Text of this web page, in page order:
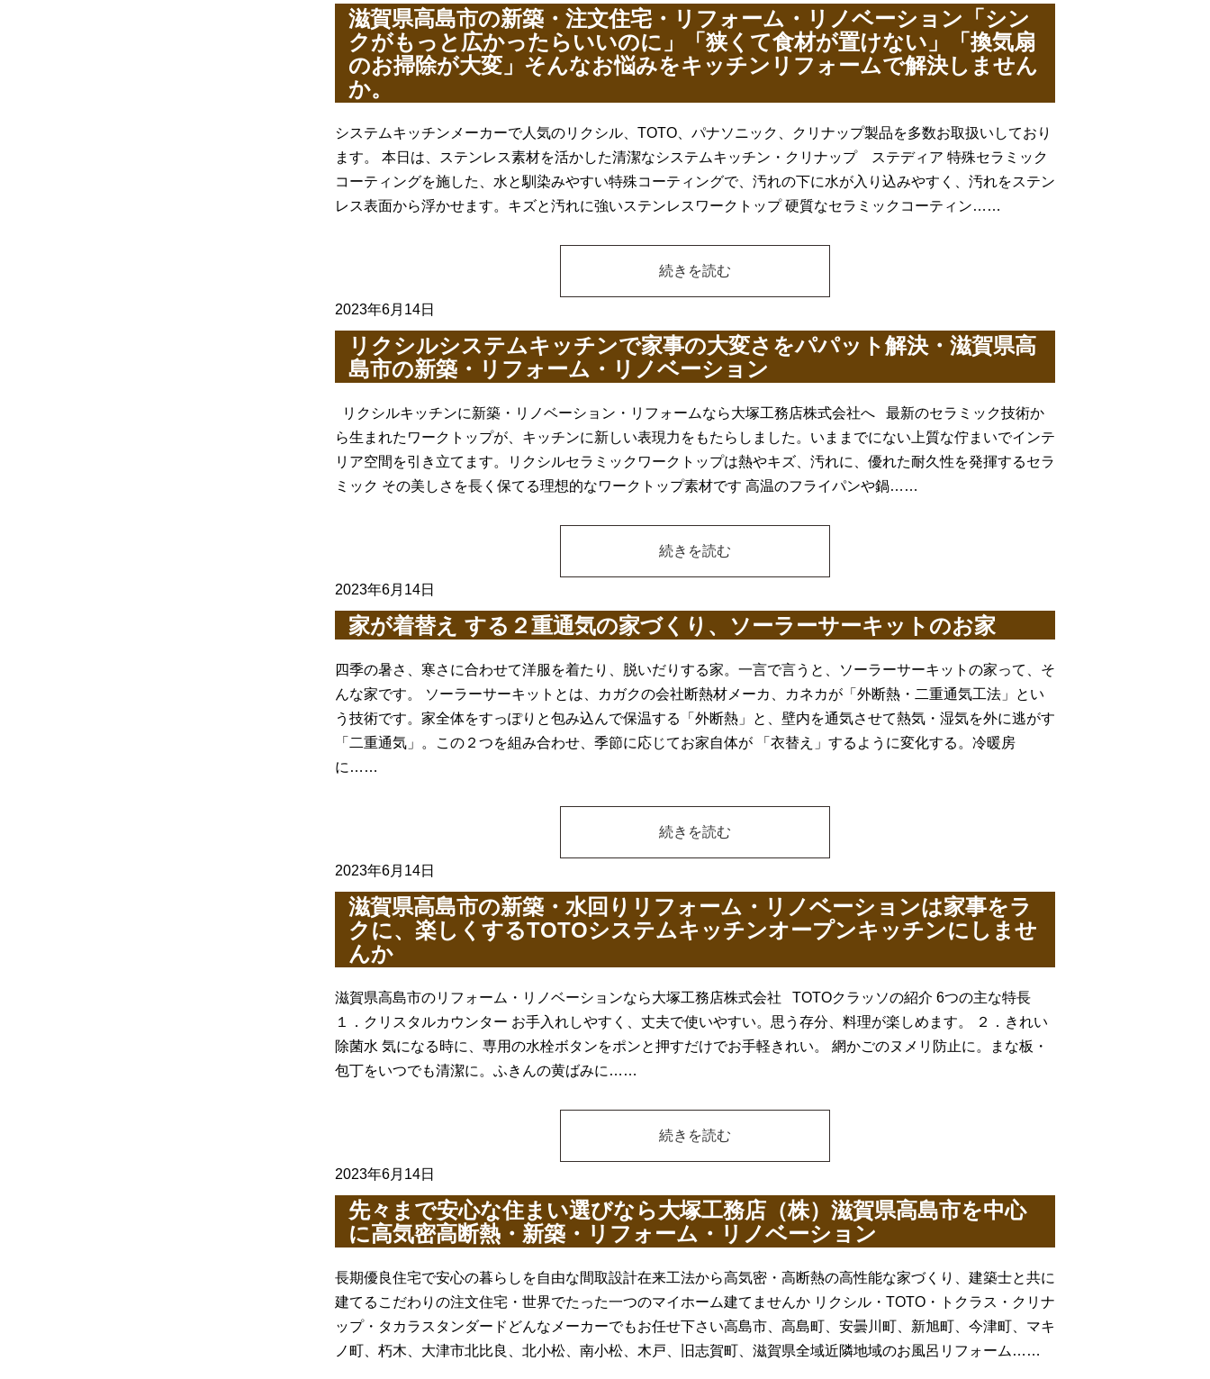
滋賀県高島市の新築・注文住宅・リフォーム・リノベーション「シン
クがもっと広かったらいいのに」「狭くて食材が置けない」「換気扇
のお掃除が大変」そんなお悩みをキッチンリフォームで解決しません
か。
システムキッチンメーカーで人気のリクシル、TOTO、パナソニック、クリナップ製品を多数お取扱いしており
ます。 本日は、ステンレス素材を活かした清潔なシステムキッチン・クリナップ ステディア 特殊セラミック
コーティングを施した、水と馴染みやすい特殊コーティングで、汚れの下に水が入り込みやすく、汚れをステン
レス表面から浮かせます。キズと汚れに強いステンレスワークトップ 硬質なセラミックコーティン……
続きを読む
2023年6月14日
リクシルシステムキッチンで家事の大変さをパパット解決・滋賀県高
島市の新築・リフォーム・リノベーション
リクシルキッチンに新築・リノベーション・リフォームなら大塚工務店株式会社へ 最新のセラミック技術か
ら生まれたワークトップが、キッチンに新しい表現力をもたらしました。いままでにない上質な佇まいでインテ
リア空間を引き立てます。リクシルセラミックワークトップは熱やキズ、汚れに、優れた耐久性を発揮するセラ
ミック その美しさを長く保てる理想的なワークトップ素材です 高温のフライパンや鍋……
続きを読む
2023年6月14日
家が着替え する２重通気の家づくり、ソーラーサーキットのお家
四季の暑さ、寒さに合わせて洋服を着たり、脱いだりする家。一言で言うと、ソーラーサーキットの家って、そ
んな家です。 ソーラーサーキットとは、カガクの会社断熱材メーカ、カネカが「外断熱・二重通気工法」とい
う技術です。家全体をすっぽりと包み込んで保温する「外断熱」と、壁内を通気させて熱気・湿気を外に逃がす
「二重通気」。この２つを組み合わせ、季節に応じてお家自体が 「衣替え」するように変化する。冷暖房
に……
続きを読む
2023年6月14日
滋賀県高島市の新築・水回りリフォーム・リノベーションは家事をラ
クに、楽しくするTOTOシステムキッチンオープンキッチンにしませ
んか
滋賀県高島市のリフォーム・リノベーションなら大塚工務店株式会社 TOTOクラッソの紹介 6つの主な特長
１．クリスタルカウンター お手入れしやすく、丈夫で使いやすい。思う存分、料理が楽しめます。 ２．きれい
除菌水 気になる時に、専用の水栓ボタンをポンと押すだけでお手軽きれい。 網かごのヌメリ防止に。まな板・
包丁をいつでも清潔に。ふきんの黄ばみに……
続きを読む
2023年6月14日
先々まで安心な住まい選びなら大塚工務店（株）滋賀県高島市を中心
に高気密高断熱・新築・リフォーム・リノベーション
長期優良住宅で安心の暮らしを自由な間取設計在来工法から高気密・高断熱の高性能な家づくり、建築士と共に
建てるこだわりの注文住宅・世界でたった一つのマイホーム建てませんか リクシル・TOTO・トクラス・クリナ
ップ・タカラスタンダードどんなメーカーでもお任せ下さい高島市、高島町、安曇川町、新旭町、今津町、マキ
ノ町、朽木、大津市北比良、北小松、南小松、木戸、旧志賀町、滋賀県全域近隣地域のお風呂リフォーム……